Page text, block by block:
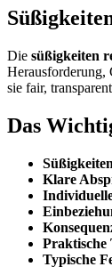
Die süßigkeiten
Herausforderung,
sie fair,
Das
Klare
Praktische
Typische